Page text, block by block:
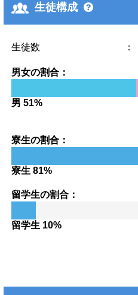
生徒構成
生徒数 ：
男女の割合：
男 51%
寮生の割合：
寮生 81%
留学生の割合：
留学生 10%